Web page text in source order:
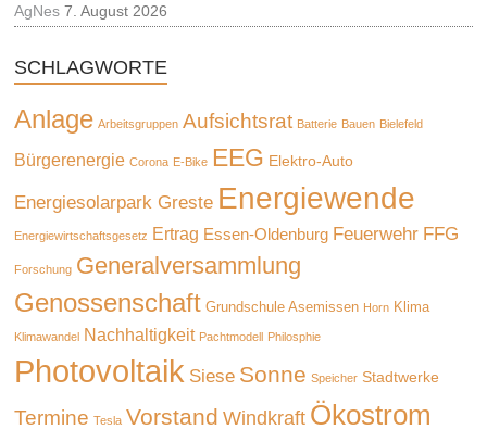
AgNes 7. August 2026
SCHLAGWORTE
Anlage Arbeitsgruppen Aufsichtsrat Batterie Bauen Bielefeld
Bürgerenergie Corona E-Bike EEG Elektro-Auto
Energiesolarpark Greste Energiewende
Energiewirtschaftsgesetz Ertrag Essen-Oldenburg Feuerwehr FFG
Forschung Generalversammlung
Genossenschaft Grundschule Asemissen Horn Klima
Klimawandel Nachhaltigkeit Pachtmodell Philosphie
Photovoltaik Siese Sonne Speicher Stadtwerke
Termine Tesla Vorstand Windkraft Ökostrom